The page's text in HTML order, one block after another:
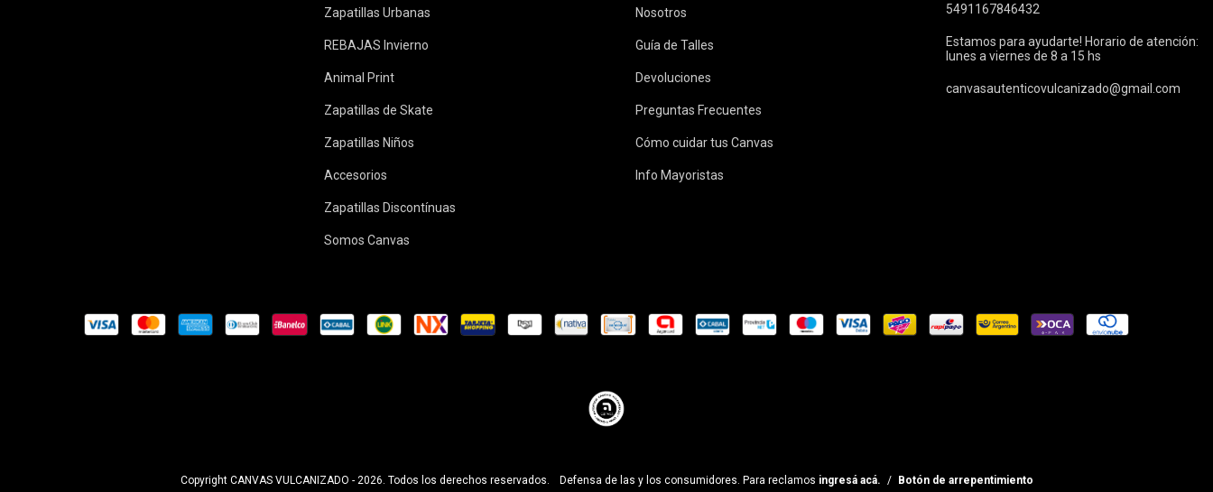
Zapatillas Urbanas
REBAJAS Invierno
Animal Print
Zapatillas de Skate
Zapatillas Niños
Accesorios
Zapatillas Discontínuas
Somos Canvas
Nosotros
Guía de Talles
Devoluciones
Preguntas Frecuentes
Cómo cuidar tus Canvas
Info Mayoristas
5491167846432
Estamos para ayudarte! Horario de atención:
lunes a viernes de 8 a 15 hs
canvasautenticovulcanizado@gmail.com
Copyright CANVAS VULCANIZADO - 2026. Todos los derechos reservados. Defensa de las y los consumidores. Para reclamos ingresá acá. / Botón de arrepentimiento